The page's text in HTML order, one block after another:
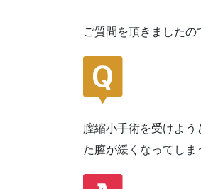
ご質問を頂きましたの
膣縮小手術を受けよ
た膣が緩くなってしま